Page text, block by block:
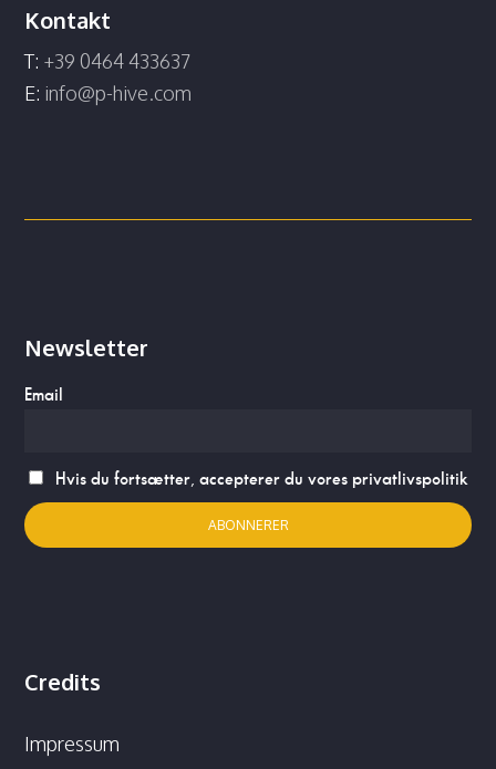
Kontakt
T: +39 0464 433637
E: info@p-hive.com
Newsletter
Email
Hvis du fortsætter, accepterer du vores privatlivspolitik
Credits
Impressum